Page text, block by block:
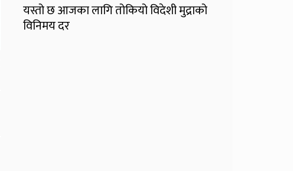
यस्तो छ आजका लागि तोकियो विदेशी मुद्राको
विनिमय दर